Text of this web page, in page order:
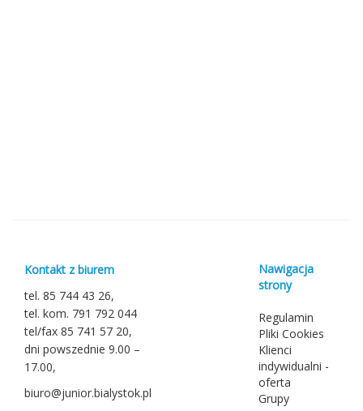
Kontakt z biurem
tel. 85 744 43 26,
tel. kom. 791 792 044
tel/fax 85 741 57 20,
dni powszednie 9.00 –
17.00,
biuro@junior.bialystok.pl
Nawigacja
strony
Regulamin
Pliki Cookies
Klienci
indywidualni -
oferta
Grupy